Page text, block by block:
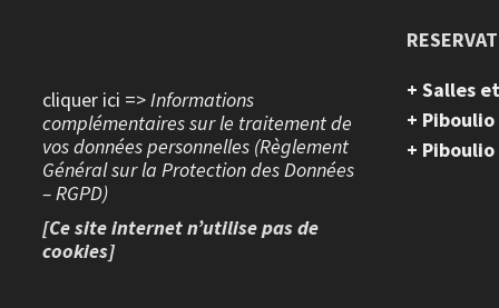
cliquer ici =>Informations
complémentaires sur le traitement de
vos données personnelles (Règlement
Général sur la Protection des Données
– RGPD)
[Ce site internet n’utilise pas de
cookies]
+ Salles
+
+